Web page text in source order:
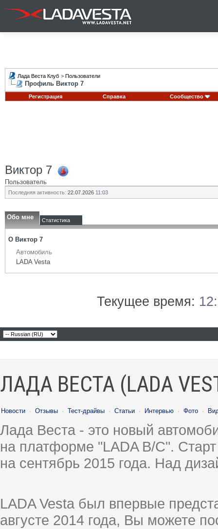
Лада Веста Клуб > Пользователи
Профиль Виктор 7
Регистрация Справка Сообщество
Виктор 7
Пользователь
Последняя активность: 22.07.2026 11:03
Обо мне Статистика
О Виктор 7
Автомобиль
LADA Vesta
Текущее время:
ЛАДА ВЕСТА (LADA
Новости · Отзывы · Тест-драйвы · Статьи · Интервью · Фото ·
Лада Веста - это новый
на платформе "LADA B/C".
на сентябрь 2015 года. Над
LADA Vesta был впервые
августе 2014 года, Вы можете